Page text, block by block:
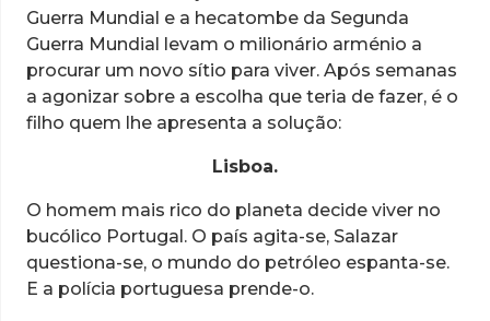
Guerra Mun­dial e a hecatombe da Segunda
Guerra Mundial levam o milio­nário arménio a
procurar um novo sítio para viver. Após semanas
a agonizar sobre a escolha que teria de fazer, é o
filho quem lhe apresenta a solução:
Lisboa.
O homem mais rico do planeta decide viver no
bucólico Portugal. O país agita-se, Salazar
questiona-se, o mundo do pe­tróleo espanta-se.
E a polícia portuguesa prende-o.